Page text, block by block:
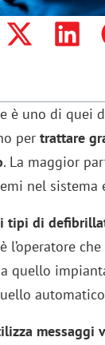
è uno di quei
pertrattare
. La maggior
nel sistema
tipi di
l’operatore
quello
automatico
messaggi